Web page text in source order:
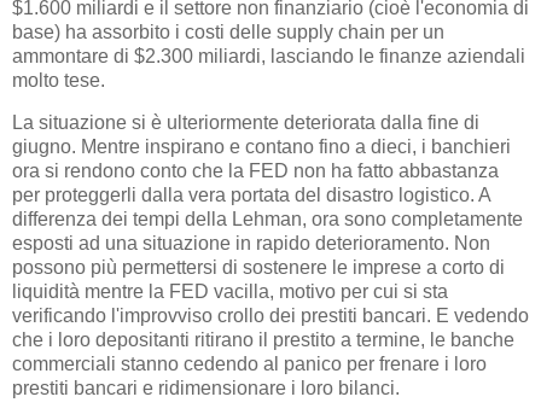
$1.600 miliardi e il settore non finanziario (cioè l'economia di
base) ha assorbito i costi delle supply chain per un
ammontare di $2.300 miliardi, lasciando le finanze aziendali
molto tese.
La situazione si è ulteriormente deteriorata dalla fine di
giugno. Mentre inspirano e contano fino a dieci, i banchieri
ora si rendono conto che la FED non ha fatto abbastanza
per proteggerli dalla vera portata del disastro logistico. A
differenza dei tempi della Lehman, ora sono completamente
esposti ad una situazione in rapido deterioramento. Non
possono più permettersi di sostenere le imprese a corto di
liquidità mentre la FED vacilla, motivo per cui si sta
verificando l'improvviso crollo dei prestiti bancari. E vedendo
che i loro depositanti ritirano il prestito a termine, le banche
commerciali stanno cedendo al panico per frenare i loro
prestiti bancari e ridimensionare i loro bilanci.